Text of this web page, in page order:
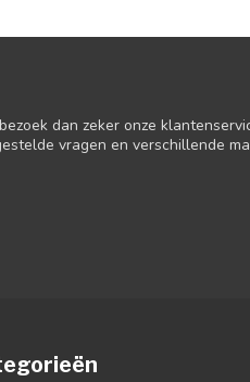
dan zeker onze
vragen en verschillende